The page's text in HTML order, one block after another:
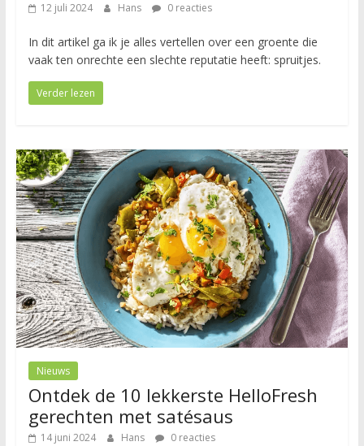
12 juli 2024 Hans 0 reacties
In dit artikel ga ik je alles vertellen over een groente die
vaak ten onrechte een slechte reputatie heeft: spruitjes.
Verder lezen
Nieuws
Ontdek de 10 lekkerste HelloFresh
gerechten met satésaus
14 juni 2024 Hans 0 reacties